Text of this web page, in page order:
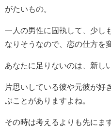
がたいもの。
一人の男性に固執して、少し
なりそうなので、恋の仕方を
あなたに足りないのは、新し
片思いしている彼や元彼が好
ぶことがありますよね。
その時は考えるよりも先にま